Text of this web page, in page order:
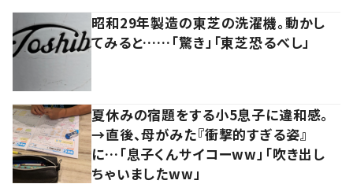
昭和29年製造の東芝の洗濯機。動かし
てみると……「驚き」「東芝恐るべし」
夏休みの宿題をする小5息子に違和感。
→直後、母がみた『衝撃的すぎる姿』
に…「息子くんサイコーww」「吹き出し
ちゃいましたww」